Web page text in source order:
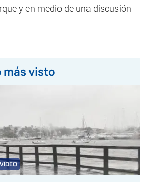
y en medio de una discusión
más visto
VIDEO